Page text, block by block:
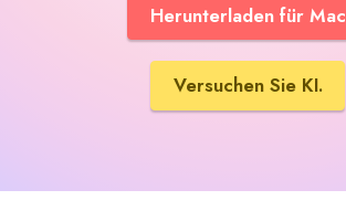
Herunterladen für Mac
Versuchen Sie KI.